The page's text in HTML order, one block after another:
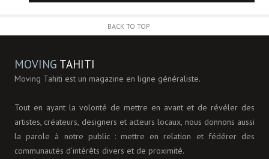
BACK TO TOP
MOVING TAHITI
Moving Tahiti est un magazine en ligne généraliste.
Tout en ayant la volonté de mettre en avant et de révéler des
artistes, créateurs, designers et acteurs locaux, nous donnons aussi
la parole à notre public : mettre en relation et fédérer des
communautés d’intérêts divers et de proximité.